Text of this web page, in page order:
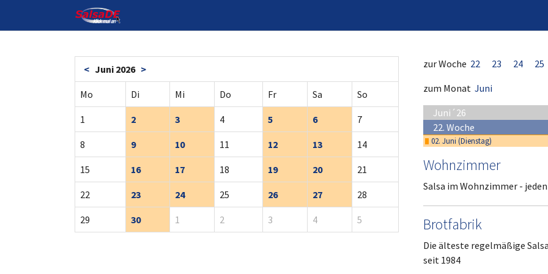
Skip to main content
< Juni 2026 >
Mo Di Mi Do Fr Sa So
1 2 3 4 5 6 7
8 9 10 11 12 13 14
15 16 17 18 19 20 21
22 23 24 25 26 27 28
29 30 1 2 3 4 5
zur Woche 22 23 24
25
zum Monat Juni
Juni´26
22. Woche
02. Juni (Dienstag)
Wohnzimmer
Salsa im Wohnzimmer -
Brotfabrik
Die älteste regelmäßige
seit 1984